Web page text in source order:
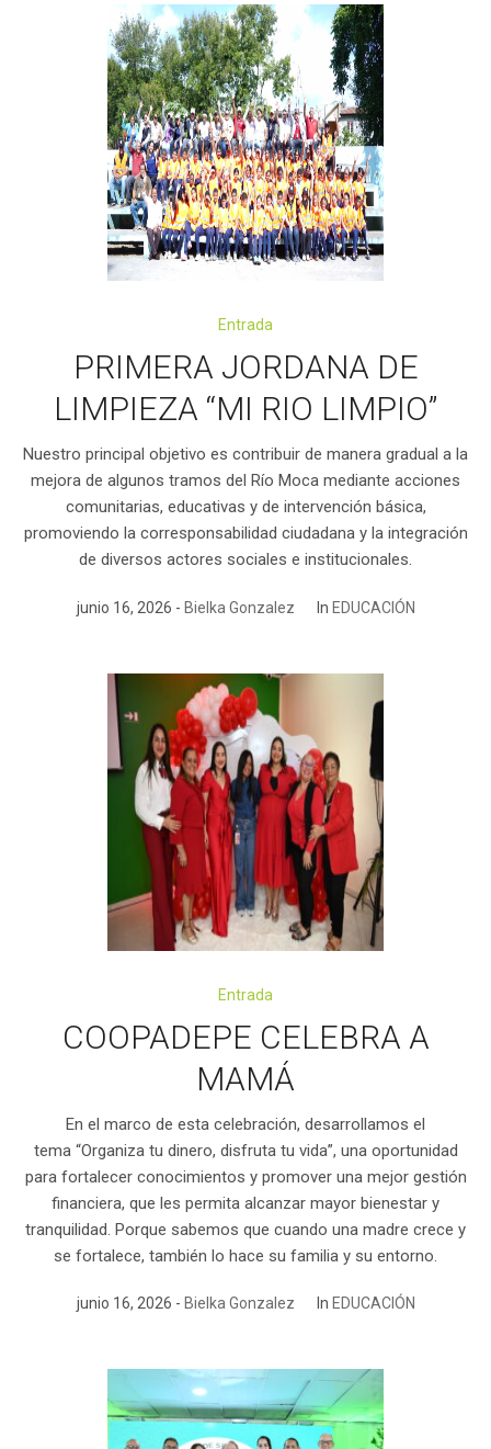
Entrada
PRIMERA JORDANA DE
LIMPIEZA “MI RIO LIMPIO”
Nuestro principal objetivo es contribuir de manera gradual a la
mejora de algunos tramos del Río Moca mediante acciones
comunitarias, educativas y de intervención básica,
promoviendo la corresponsabilidad ciudadana y la integración
de diversos actores sociales e institucionales.
junio 16, 2026 Bielka Gonzalez In EDUCACIÓN
Entrada
COOPADEPE CELEBRA A
MAMÁ
En el marco de esta celebración, desarrollamos el
tema “Organiza tu dinero, disfruta tu vida”, una oportunidad
para fortalecer conocimientos y promover una mejor gestión
financiera, que les permita alcanzar mayor bienestar y
tranquilidad. Porque sabemos que cuando una madre crece y
se fortalece, también lo hace su familia y su entorno.
junio 16, 2026 Bielka Gonzalez In EDUCACIÓN